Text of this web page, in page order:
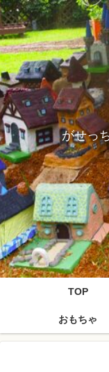
がせっ
TOP
おもちゃ